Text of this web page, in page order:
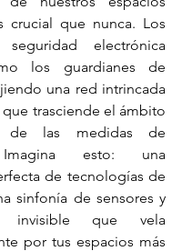
crucial que nunca. Los
electrónica
los guardianes de
una red intrincada
trasciende el ámbito
de las medidas de
Imagina esto: una
de tecnologías de
sinfonía de sensores y
invisible que vela
por tus espacios más